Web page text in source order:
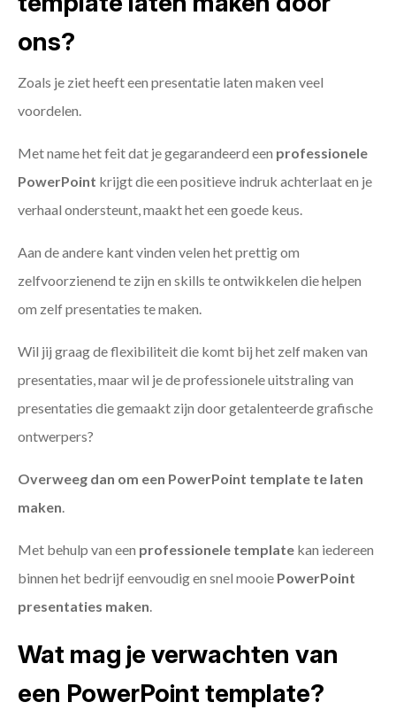
ons?
Zoals je ziet heeft een presentatie laten maken veel
voordelen.
Met name het feit dat je gegarandeerd een professionele
PowerPoint krijgt die een positieve indruk achterlaat en je
verhaal ondersteunt, maakt het een goede keus.
Aan de andere kant vinden velen het prettig om
zelfvoorzienend te zijn en skills te ontwikkelen die helpen
om zelf presentaties te maken.
Wil jij graag de flexibiliteit die komt bij het zelf maken van
presentaties, maar wil je de professionele uitstraling van
presentaties die gemaakt zijn door getalenteerde grafische
ontwerpers?
Overweeg dan om een PowerPoint template te laten
maken.
Met behulp van een professionele template kan iedereen
binnen het bedrijf eenvoudig en snel mooie PowerPoint
presentaties maken.
Wat mag je verwachten van
een PowerPoint template?